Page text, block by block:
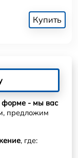
Купить
форме - мы вас
предложим
, где: